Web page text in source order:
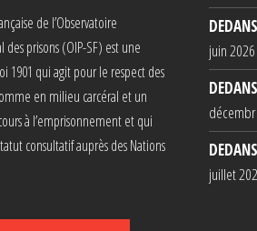
de l’Observatoire
prisons (OIP-SF) est une
1901 qui agit pour le respect des
en milieu carcéral et un
à l’emprisonnement et qui
consultatif auprès des Nations
juin 2026
juillet